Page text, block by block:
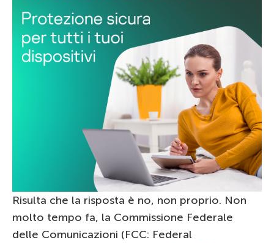
Risulta che la risposta è no, non proprio. Non
molto tempo fa, la Commissione Federale
delle Comunicazioni (FCC: Federal